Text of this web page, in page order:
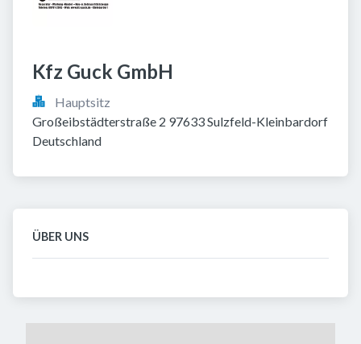
Kfz Guck GmbH
Hauptsitz
Großeibstädterstraße 2 97633 Sulzfeld-Kleinbardorf
Deutschland
ÜBER UNS